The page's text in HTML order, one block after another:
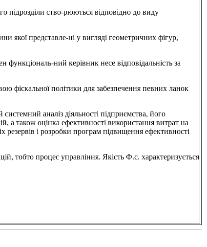
ство-рюються відповідно до виду
ні у вигляді геометричних фігур,
ний керівник несе відповідальність за
політики для забезпечення певних ланок
аналіз діяльності підприємства, його
а також оцінка ефективності використання витрат на
і розробки програм підвищення ефективності
процес управління. Якість Ф.с. характеризується